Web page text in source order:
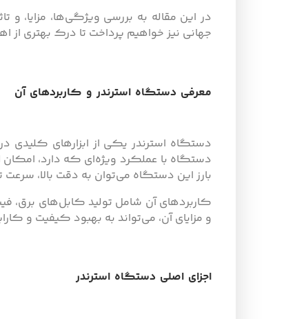
در این مقاله به بررسی ویژگی‌ها، مزایا، و
جهانی نیز خواهیم پرداخت تا درک بهتری
معرفی دستگاه استرندر و کاربردهای آن
دستگاه استرندر یکی از ابزارهای کلیدی
دستگاه با عملکرد ویژه‌ای که دارد،
بارز این دستگاه می‌توان به دقت بالا،
کاربردهای آن شامل تولید کابل‌های برق،
و مزایای آن، می‌تواند به بهبود کیفیت و
اجزای اصلی دستگاه استرندر